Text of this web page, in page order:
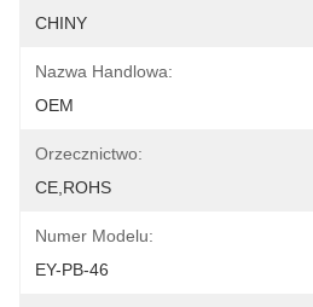
CHINY
Nazwa Handlowa:
OEM
Orzecznictwo:
CE,ROHS
Numer Modelu:
EY-PB-46